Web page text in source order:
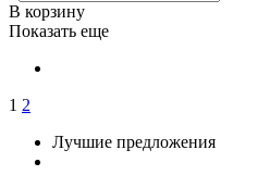
В корзину
Показать еще
1 2
Лучшие предложения